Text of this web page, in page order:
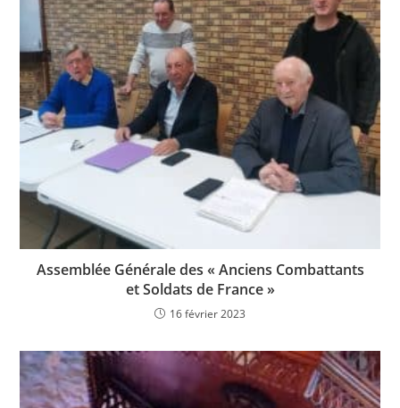
Assemblée Générale des « Anciens Combattants
et Soldats de France »
16 février 2023